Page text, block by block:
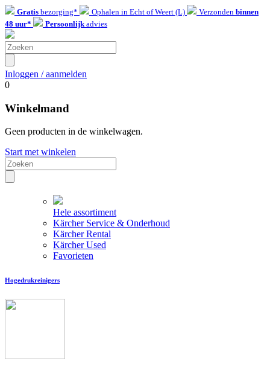
Gratis bezorging* Ophalen in Echt of Weert (L) Verzonden binnen
48 uur*
Persoonlijkadvies
Inloggen / aanmelden
0
Winkelmand
Geen producten in de winkelwagen.
Start met winkelen
Hele assortiment
Kärcher Service & Onderhoud
Kärcher Rental
Kärcher Used
Favorieten
Hogedrukreinigers